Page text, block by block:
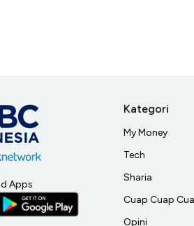
Apps
Kategori
My Money
Tech
Sharia
Cuap Cuap
Opini